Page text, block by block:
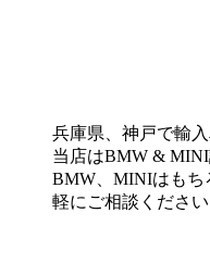
兵庫県、神戸で輸
当店はBMW & MINI
BMW、MINIはもち
軽にご相談ください